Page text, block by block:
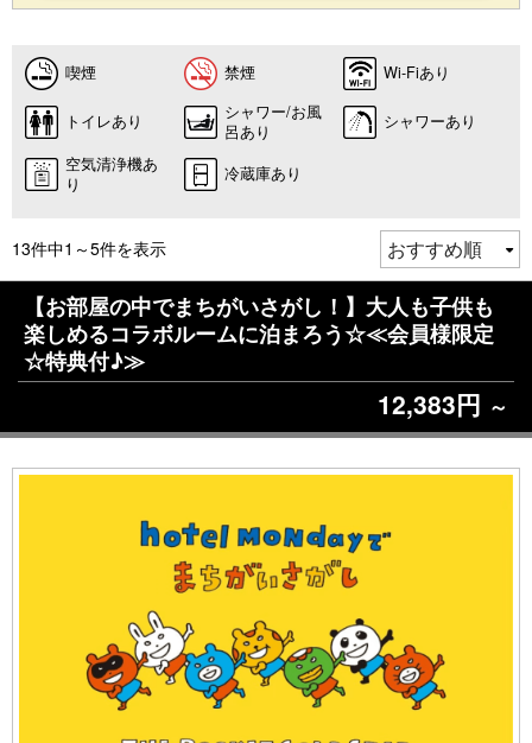
喫煙 禁煙 Wi-Fiあり
トイレあり
シャワー/お風
呂あり
シャワーあり
空気清浄機あ
り
冷蔵庫あり
13件中1～5件を表示
【お部屋の中でまちがいさがし！】大人も子供も
楽しめるコラボルームに泊まろう☆≪会員様限定
☆特典付♪≫
12,383円 ～